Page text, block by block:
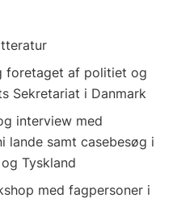
foretaget af politiet og
Sekretariat i Danmark
interview med
lande samt casebesøg i
Tyskland
med fagpersoner i